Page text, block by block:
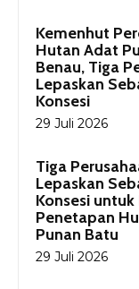
Kemenhut
Hutan Adat
Benau, Tiga
Lepaskan
Konsesi
29 Juli 2026
Tiga
Lepaskan
Konsesi untuk
Penetapan
Punan Batu
29 Juli 2026